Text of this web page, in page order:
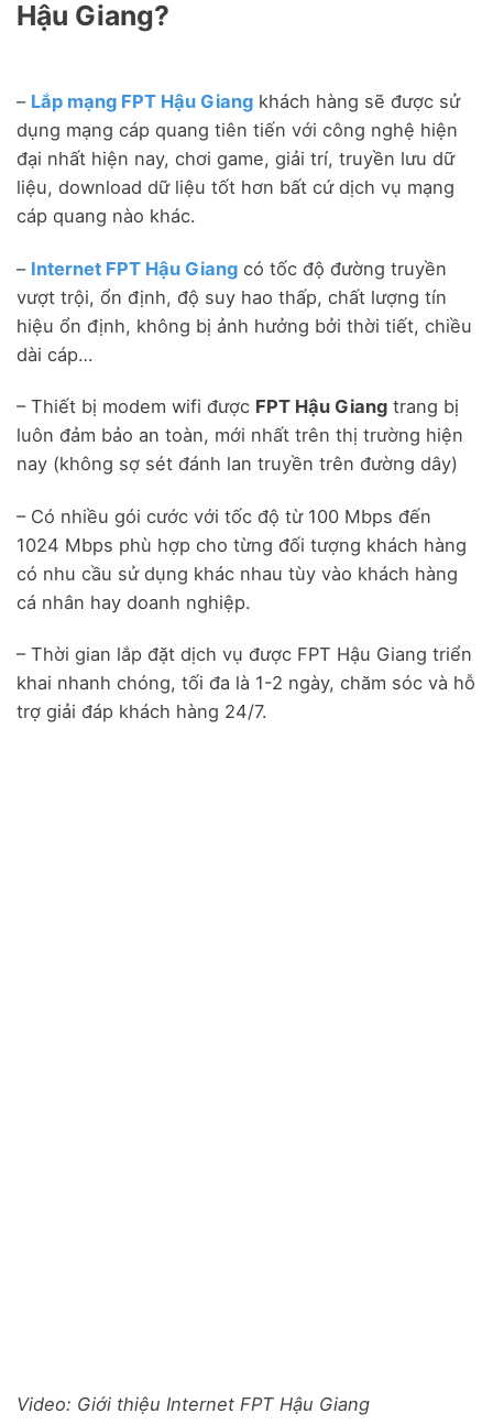
Hậu Giang?
– Lắp mạng FPT Hậu Giang khách hàng sẽ được sử
dụng mạng cáp quang tiên tiến với công nghệ hiện
đại nhất hiện nay, chơi game, giải trí, truyền lưu dữ
liệu, download dữ liệu tốt hơn bất cứ dịch vụ mạng
cáp quang nào khác.
– Internet FPT Hậu Giang có tốc độ đường truyền
vượt trội, ổn định, độ suy hao thấp, chất lượng tín
hiệu ổn định, không bị ảnh hưởng bởi thời tiết, chiều
dài cáp…
– Thiết bị modem wifi được FPT Hậu Giang trang bị
luôn đảm bảo an toàn, mới nhất trên thị trường hiện
nay (không sợ sét đánh lan truyền trên đường dây)
– Có nhiều gói cước với tốc độ từ 100 Mbps đến
1024 Mbps phù hợp cho từng đối tượng khách hàng
có nhu cầu sử dụng khác nhau tùy vào khách hàng
cá nhân hay doanh nghiệp.
– Thời gian lắp đặt dịch vụ được FPT Hậu Giang triển
khai nhanh chóng, tối đa là 1-2 ngày, chăm sóc và hỗ
trợ giải đáp khách hàng 24/7.
Video: Giới thiệu Internet FPT Hậu Giang